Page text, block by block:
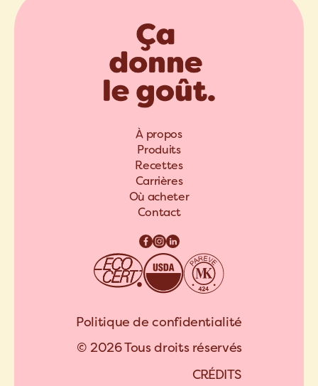
À propos
Produits
Recettes
Carrières
Où acheter
Contact
Politique de confidentialité
© 2026 Tous droits réservés
CRÉDITS